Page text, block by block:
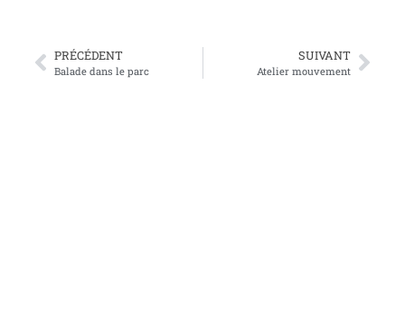
PRÉCÉDENT
Balade dans le parc
SUIVANT
Atelier mouvement